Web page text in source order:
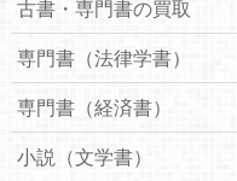
古書・専門書の買取
専門書（法律学書）
専門書（経済書）
小説（文学書）